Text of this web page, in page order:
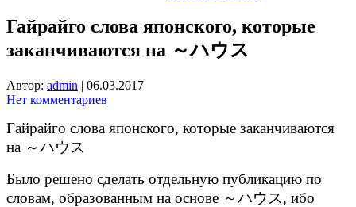
Гайрайго слова японского, которые
заканчиваются на ～ハウス
Автор: admin | 06.03.2017
Нет комментариев
Гайрайго слова японского, которые заканчиваются
на ～ハウス
Было решено сделать отдельную публикацию по
словам, образованным на основе ～ハウス, ибо